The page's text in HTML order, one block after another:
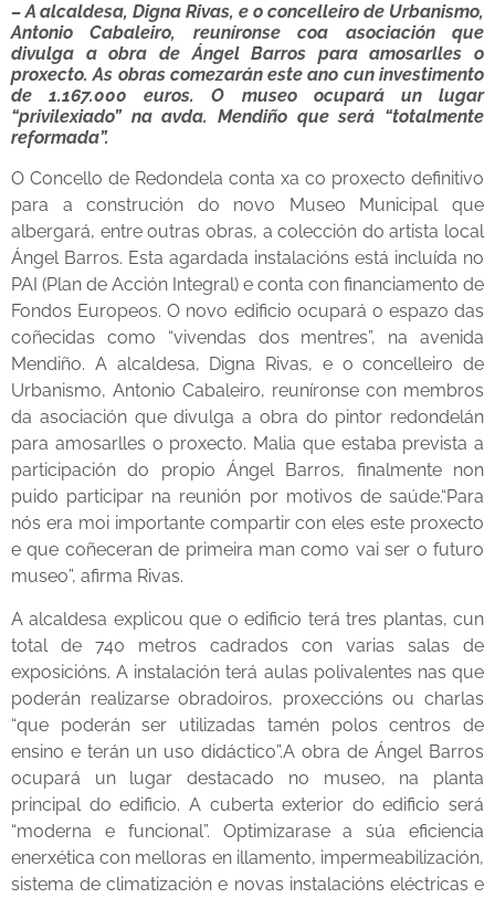
– A alcaldesa, Digna Rivas, e o concelleiro de Urbanismo,
Antonio Cabaleiro, reuníronse coa asociación que
divulga a obra de Ángel Barros para amosarlles o
proxecto. As obras comezarán este ano cun investimento
de 1.167.000 euros. O museo ocupará un lugar
“privilexiado” na avda. Mendiño que será “totalmente
reformada”.
O Concello de Redondela conta xa co proxecto definitivo
para a construción do novo Museo Municipal que
albergará, entre outras obras, a colección do artista local
Ángel Barros. Esta agardada instalacións está incluída no
PAI (Plan de Acción Integral) e conta con financiamento de
Fondos Europeos. O novo edificio ocupará o espazo das
coñecidas como “vivendas dos mentres”, na avenida
Mendiño. A alcaldesa, Digna Rivas, e o concelleiro de
Urbanismo, Antonio Cabaleiro, reuníronse con membros
da asociación que divulga a obra do pintor redondelán
para amosarlles o proxecto. Malia que estaba prevista a
participación do propio Ángel Barros, finalmente non
puido participar na reunión por motivos de saúde.“Para
nós era moi importante compartir con eles este proxecto
e que coñeceran de primeira man como vai ser o futuro
museo”, afirma Rivas.
A alcaldesa explicou que o edificio terá tres plantas, cun
total de 740 metros cadrados con varias salas de
exposicións. A instalación terá aulas polivalentes nas que
poderán realizarse obradoiros, proxeccións ou charlas
“que poderán ser utilizadas tamén polos centros de
ensino e terán un uso didáctico”.A obra de Ángel Barros
ocupará un lugar destacado no museo, na planta
principal do edificio. A cuberta exterior do edificio será
“moderna e funcional”. Optimizarase a súa eficiencia
enerxética con melloras en illamento, impermeabilización,
sistema de climatización e novas instalacións eléctricas e